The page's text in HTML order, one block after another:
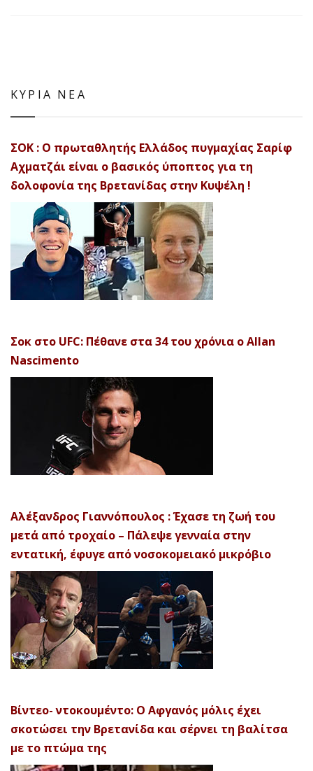
ΚΥΡΙΑ ΝΕΑ
ΣΟΚ : Ο πρωταθλητής Ελλάδος πυγμαχίας Σαρίφ
Αχματζάι είναι ο βασικός ύποπτος για τη
δολοφονία της Βρετανίδας στην Κυψέλη !
Σοκ στο UFC: Πέθανε στα 34 του χρόνια ο Allan
Nascimento
Αλέξανδρος Γιαννόπουλος : Έχασε τη ζωή του
μετά από τροχαίο – Πάλεψε γενναία στην
εντατική, έφυγε από νοσοκομειακό μικρόβιο
Βίντεο- ντοκουμέντο: Ο Αφγανός μόλις έχει
σκοτώσει την Βρετανίδα και σέρνει τη βαλίτσα
με το πτώμα της